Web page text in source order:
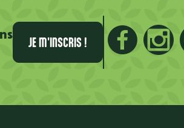
JE M'INSCRIS !